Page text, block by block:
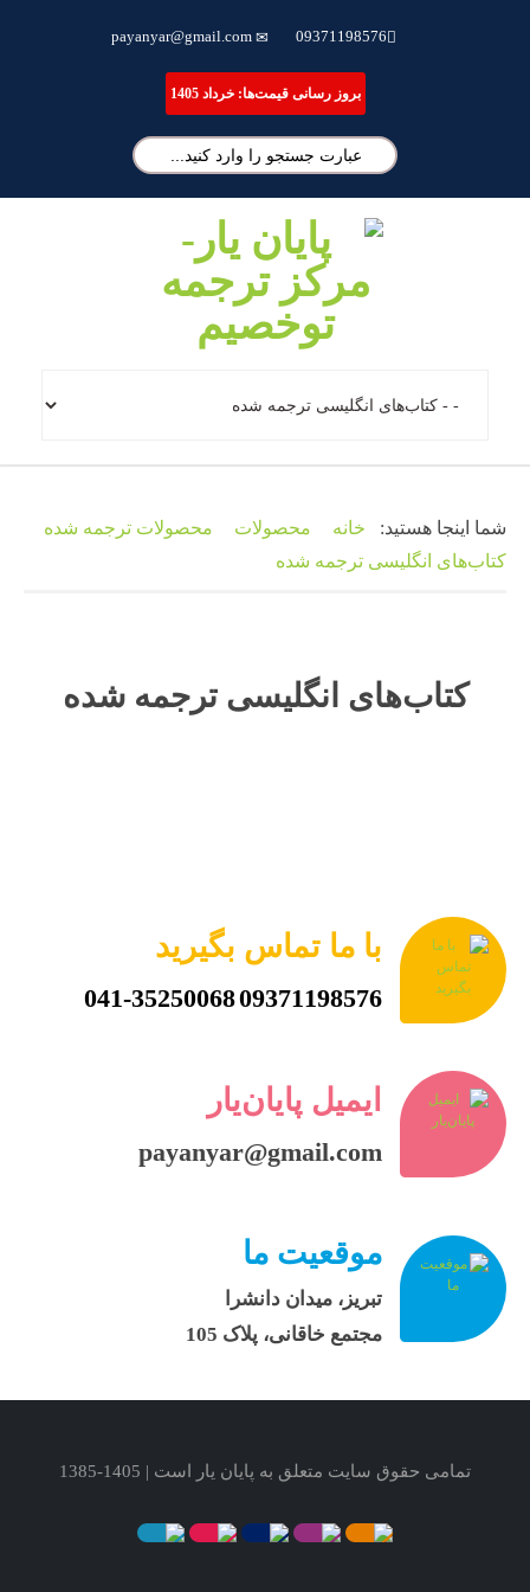
09371198576
payanyar@gmail.com
بروز رسانی قیمت‌ها: خرداد 1405
شما اینجا هستید: خانه محصولات
محصولات ترجمه شده
کتاب‌های انگلیسی ترجمه شده
کتاب‌های انگلیسی ترجمه شده
با ما تماس بگیرید
09371198576
041-35250068
ایمیل پایان‌یار
payanyar@gmail.com
موقعیت ما
تبریز، میدان دانشرا
مجتمع خاقانی، پلاک 105
تمامی حقوق سایت متعلق به پایان یار است | 1405-1385